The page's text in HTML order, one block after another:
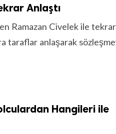
Anlaştı
Ramazan Civelek ile
taraflar anlaşarak
Hangileri ile